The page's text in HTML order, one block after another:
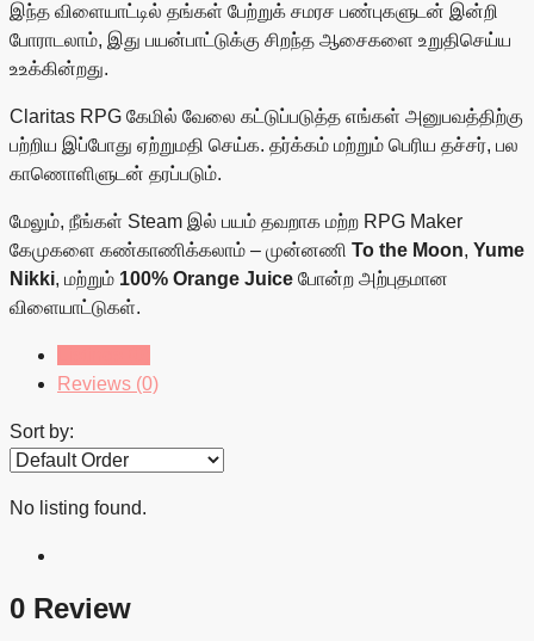
இந்த விளையாட்டில் தங்கள் பேற்றுக் சமரச பண்புகளுடன் இன்றி
போராடலாம், இது பயன்பாட்டுக்கு சிறந்த ஆசைகளை உறுதிசெய்ய
உஉக்கின்றது.
Claritas RPG கேமில் வேலை கட்டுப்படுத்த எங்கள் அனுபவத்திற்கு
பற்றிய இப்போது ஏற்றுமதி செய்க. தர்க்கம் மற்றும் பெரிய தச்சர், பல
காணொளிளுடன் தரப்படும்.
மேலும், நீங்கள் Steam இல் பயம் தவறாக மற்ற RPG Maker
கேமுகளை கண்காணிக்கலாம் – முன்னணி To the Moon, Yume
Nikki, மற்றும் 100% Orange Juice போன்ற அற்புதமான
விளையாட்டுகள்.
Reviews (0)
Sort by:
No listing found.
0 Review